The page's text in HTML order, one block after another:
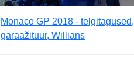
Monaco GP 2018 - telgitagused,
garaažituur, Willians